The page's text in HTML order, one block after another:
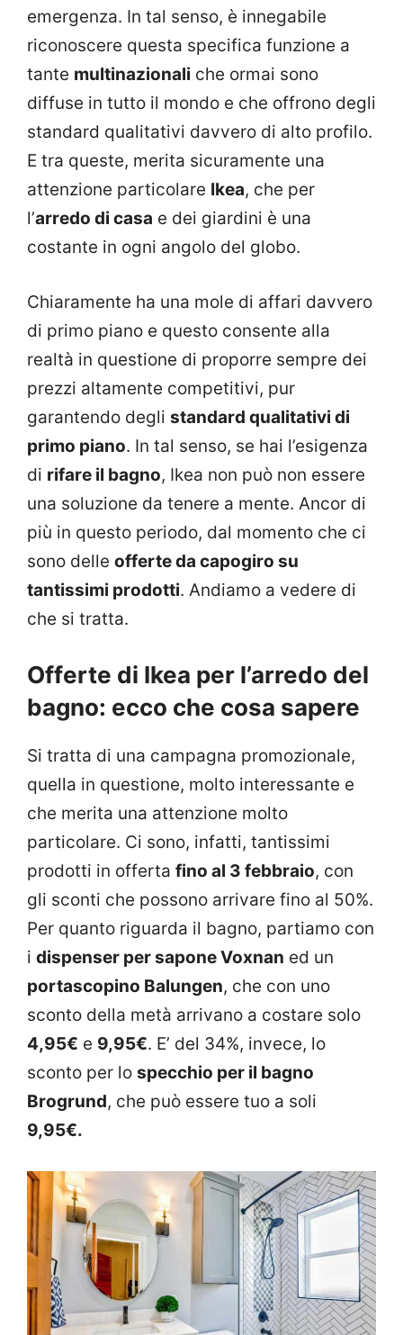
emergenza. In tal senso, è innegabile
riconoscere questa specifica funzione a
tante multinazionali che ormai sono
diffuse in tutto il mondo e che offrono degli
standard qualitativi davvero di alto profilo.
E tra queste, merita sicuramente una
attenzione particolare Ikea, che per
l’arredo di casa e dei giardini è una
costante in ogni angolo del globo.
Chiaramente ha una mole di affari davvero
di primo piano e questo consente alla
realtà in questione di proporre sempre dei
prezzi altamente competitivi, pur
garantendo degli standard qualitativi di
primo piano. In tal senso, se hai l’esigenza
di rifare il bagno, Ikea non può non essere
una soluzione da tenere a mente. Ancor di
più in questo periodo, dal momento che ci
sono delle offerte da capogiro su
tantissimi prodotti. Andiamo a vedere di
che si tratta.
Offerte di Ikea per l’arredo del
bagno: ecco che cosa sapere
Si tratta di una campagna promozionale,
quella in questione, molto interessante e
che merita una attenzione molto
particolare. Ci sono, infatti, tantissimi
prodotti in offerta fino al 3 febbraio, con
gli sconti che possono arrivare fino al 50%.
Per quanto riguarda il bagno, partiamo con
i dispenser per sapone Voxnan ed un
portascopino Balungen, che con uno
sconto della metà arrivano a costare solo
4,95€ e 9,95€. E’ del 34%, invece, lo
sconto per lo specchio per il bagno
Brogrund, che può essere tuo a soli
9,95€.